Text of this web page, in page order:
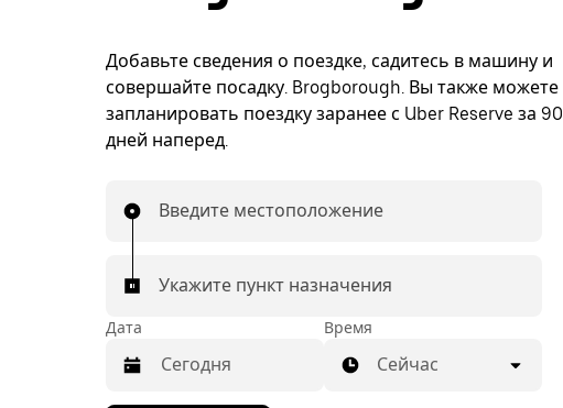
Добавьте сведения о поездке, садитесь в машину и
совершайте посадку. Brogborough. Вы также можете
запланировать поездку заранее с Uber Reserve за 90
дней наперед.
Введите местоположение
Укажите пункт назначения
Дата Время
Сейчас